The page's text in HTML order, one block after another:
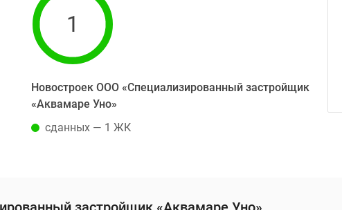
1
Новостроек ООО «Специализированный застройщик
«Аквамаре Уно»
сданных — 1 ЖК